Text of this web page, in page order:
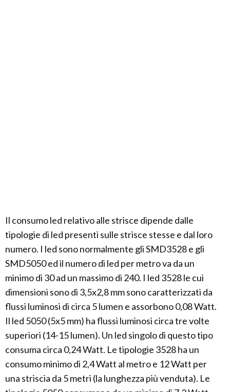
Il consumo led relativo alle strisce dipende dalle
tipologie di led presenti sulle strisce stesse e dal loro
numero. I led sono normalmente gli SMD3528 e gli
SMD5050 ed il numero di led per metro va da un
minimo di 30 ad un massimo di 240. I led 3528 le cui
dimensioni sono di 3,5x2,8 mm sono caratterizzati da
flussi luminosi di circa 5 lumen e assorbono 0,08 Watt.
Il led 5050 (5x5 mm) ha flussi luminosi circa tre volte
superiori (14-15 lumen). Un led singolo di questo tipo
consuma circa 0,24 Watt. Le tipologie 3528 ha un
consumo minimo di 2,4 Watt al metro e 12 Watt per
una striscia da 5 metri (la lunghezza più venduta). Le